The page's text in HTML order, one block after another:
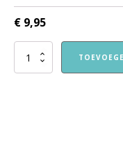
€ 9,95
Vrachtauto